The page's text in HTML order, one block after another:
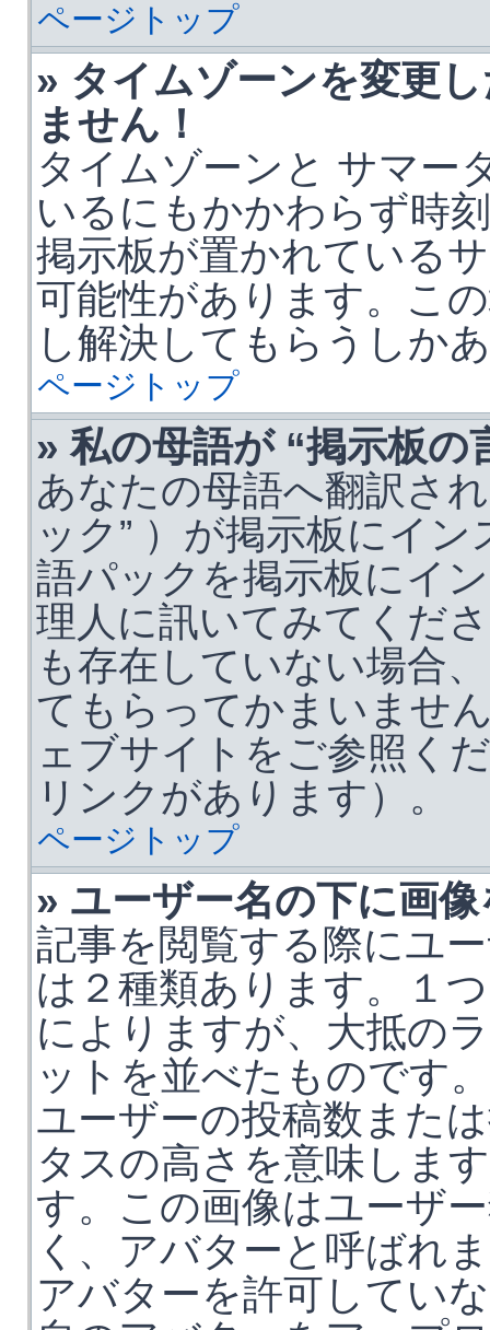
ページトップ
» タイムゾーンを変更
ません！
タイムゾーンと サマー
いるにもかかわらず時
掲示板が置かれている
可能性があります。こ
し解決してもらうしか
ページトップ
» 私の母語が “掲示板
あなたの母語へ翻訳さ
ック” ）が掲示板にイ
語パックを掲示板にイ
理人に訊いてみてくだ
も存在していない場合
てもらってかまいませ
ェブサイトをご参照く
リンクがあります）。
ページトップ
» ユーザー名の下に画
記事を閲覧する際にユ
は２種類あります。１
によりますが、大抵の
ットを並べたものです
ユーザーの投稿数また
タスの高さを意味しま
す。この画像はユーザ
く、アバターと呼ばれ
アバターを許可してい